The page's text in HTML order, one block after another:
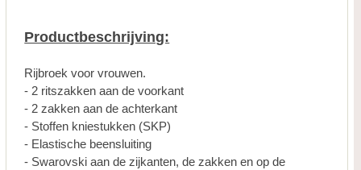
Productbeschrijving:
Rijbroek voor vrouwen.
- 2 ritszakken aan de voorkant
- 2 zakken aan de achterkant
- Stoffen kniestukken (SKP)
- Elastische beensluiting
- Swarovski aan de zijkanten, de zakken en op de